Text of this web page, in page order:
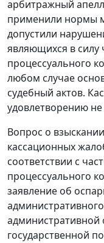
арбитражный
применили нормы
допустили
являющихся в силу
процессуального
любом случае
судебный актов.
удовлетворению
Вопрос о
кассационных
соответствии с
процессуального
заявление об
административной
государственной